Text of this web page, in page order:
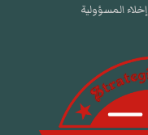
إخلاء المسؤولية